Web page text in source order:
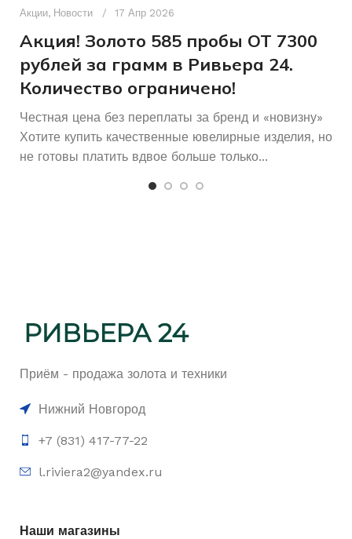
Акции, Новости 17 Апр 2026
Акция! Золото 585 пробы ОТ 7300
рублей за грамм в Ривьера 24.
Количество ограничено!
Честная цена без переплаты за бренд и «новизну»
Хотите купить качественные ювелирные изделия, но
не готовы платить вдвое больше только...
Приём - продажа золота и техники
Нижний Новгород
+7 (831) 417-77-22
l.riviera2@yandex.ru
Наши магазины